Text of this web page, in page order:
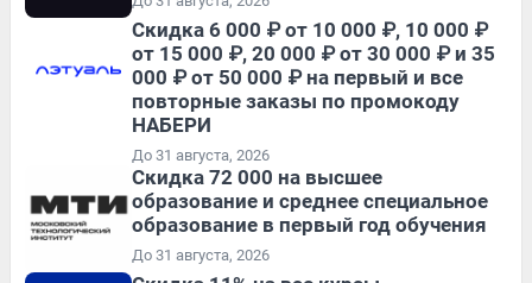
Скидка 6 000 ₽ от 10 000 ₽, 10 000 ₽
от 15 000 ₽, 20 000 ₽ от 30 000 ₽ и 35
000 ₽ от 50 000 ₽ на первый и все
повторные заказы по промокоду
НАБЕРИ
До 31 августа, 2026
Скидка 72 000 на высшее
образование и среднее специальное
образование в первый год обучения
До 31 августа, 2026